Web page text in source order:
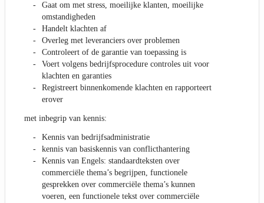
Gaat om met stress, moeilijke klanten, moeilijke
omstandigheden
Handelt klachten af
Overleg met leveranciers over problemen
Controleert of de garantie van toepassing is
Voert volgens bedrijfsprocedure controles uit voor
klachten en garanties
Registreert binnenkomende klachten en rapporteert
erover
met inbegrip van kennis:
Kennis van bedrijfsadministratie
kennis van basiskennis van conflicthantering
Kennis van Engels: standaardteksten over
commerciële thema’s begrijpen, functionele
gesprekken over commerciële thema’s kunnen
voeren, een functionele tekst over commerciële